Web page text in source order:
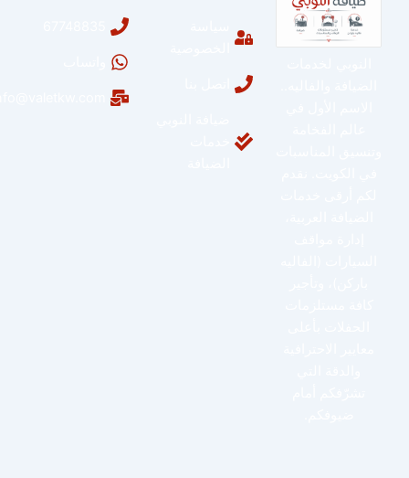
الخصوصية
اتصل بنا
خدمات
67748835
واتساب
info@valetkw.com